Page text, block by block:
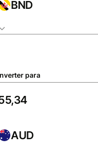
BND
para
AUD